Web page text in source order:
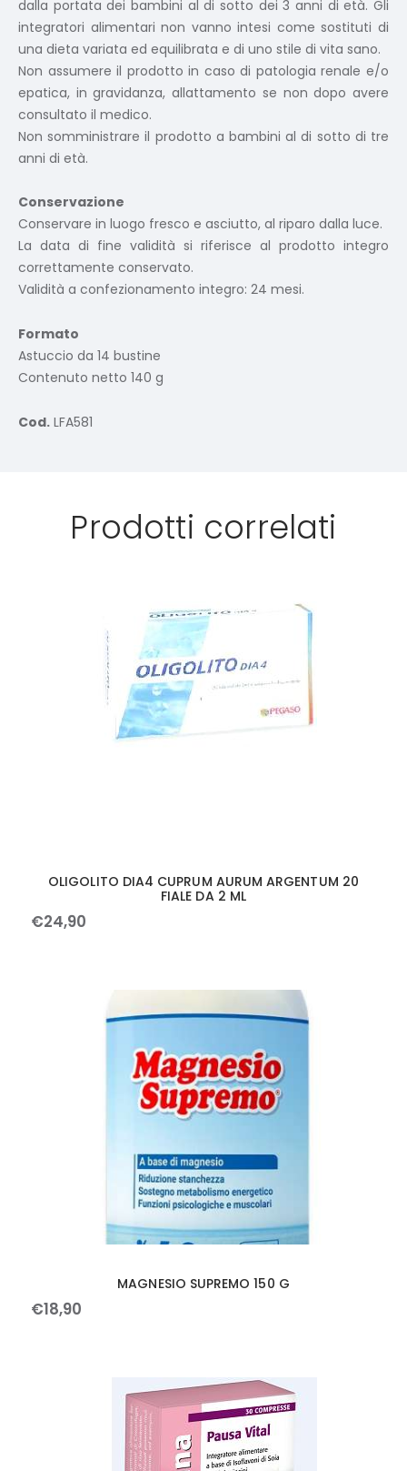
dalla portata dei bambini al di sotto dei 3 anni di età. Gli
integratori alimentari non vanno intesi come sostituti di
una dieta variata ed equilibrata e di uno stile di vita sano.
Non assumere il prodotto in caso di patologia renale e/o
epatica, in gravidanza, allattamento se non dopo avere
consultato il medico.
Non somministrare il prodotto a bambini al di sotto di tre
anni di età.
Conservazione
Conservare in luogo fresco e asciutto, al riparo dalla luce.
La data di fine validità si riferisce al prodotto integro
correttamente conservato.
Validità a confezionamento integro: 24 mesi.
Formato
Astuccio da 14 bustine
Contenuto netto 140 g
Cod. LFA581
Prodotti correlati
OLIGOLITO DIA4 CUPRUM AURUM ARGENTUM 20
FIALE DA 2 ML
€24,90
MAGNESIO SUPREMO 150 G
€18,90